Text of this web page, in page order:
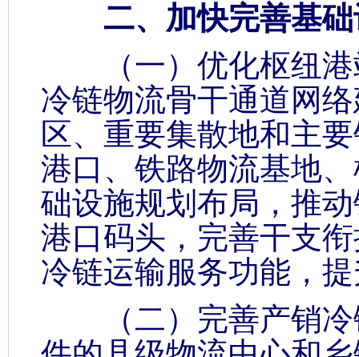
二、加快完善基础
（一）优化枢纽港
冷链物流骨干通道网
区、重要集散地和主
港口、铁路物流基地
础设施规划布局，推
港口码头，完善干支
冷链运输服务功能，
（二）完善产销冷